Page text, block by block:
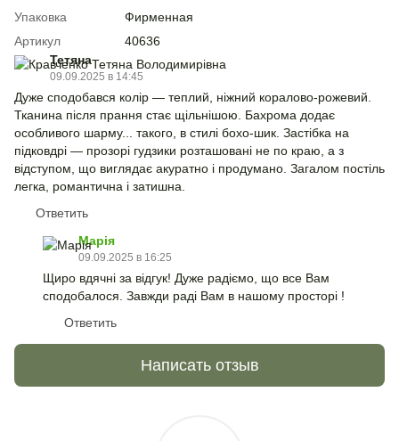
Упаковка
Фирменная
Артикул
40636
Тетяна
09.09.2025 в 14:45
Дуже сподобався колір — теплий, ніжний коралово-рожевий.
Тканина після прання стає щільнішою. Бахрома додає
особливого шарму... такого, в стилі бохо-шик. Застібка на
підковдрі — прозорі гудзики розташовані не по краю, а з
відступом, що виглядає акуратно і продумано. Загалом постіль
легка, романтична і затишна.
Ответить
Марія
09.09.2025 в 16:25
Щиро вдячні за відгук! Дуже радіємо, що все Вам
сподобалося. Завжди раді Вам в нашому просторі !
Ответить
Написать отзыв